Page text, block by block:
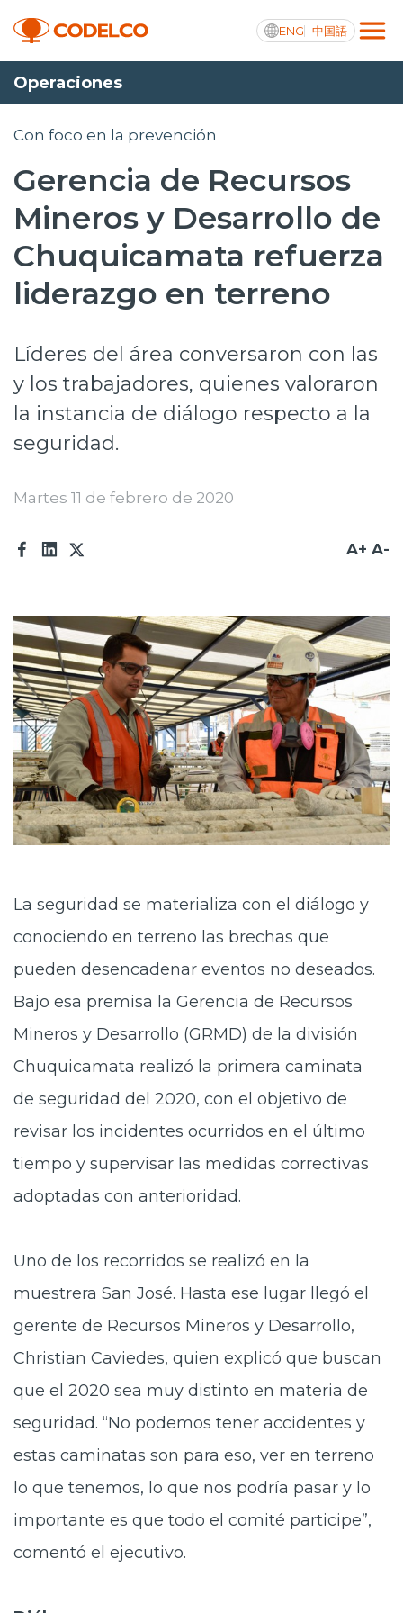
ENG 中国語
Transparencia activa
Proyectos
Sustentabilidad
Innovación
Inversionistas
Prensa
Transparencia activa
Canales de denuncia
Acceso trabajadores/as
Operaciones
Con foco en la prevención
Gerencia de Recursos
Mineros y Desarrollo de
Chuquicamata refuerza
liderazgo en terreno
Líderes del área conversaron con las
y los trabajadores, quienes valoraron
la instancia de diálogo respecto a la
seguridad.
Martes 11 de febrero de 2020
A+ A-
La seguridad se materializa con el diálogo y
conociendo en terreno las brechas que
pueden desencadenar eventos no deseados.
Bajo esa premisa la Gerencia de Recursos
Mineros y Desarrollo (GRMD) de la división
Chuquicamata realizó la primera caminata
de seguridad del 2020, con el objetivo de
revisar los incidentes ocurridos en el último
tiempo y supervisar las medidas correctivas
adoptadas con anterioridad.
Uno de los recorridos se realizó en la
muestrera San José. Hasta ese lugar llegó el
gerente de Recursos Mineros y Desarrollo,
Christian Caviedes, quien explicó que buscan
que el 2020 sea muy distinto en materia de
seguridad. “No podemos tener accidentes y
estas caminatas son para eso, ver en terreno
lo que tenemos, lo que nos podría pasar y lo
importante es que todo el comité participe”,
comentó el ejecutivo.